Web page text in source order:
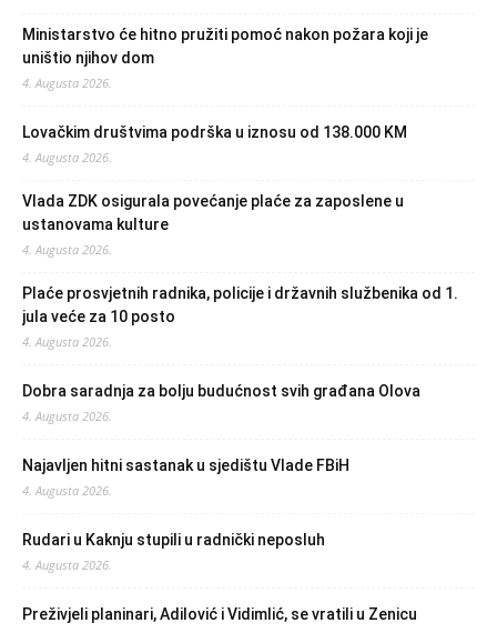
Ministarstvo će hitno pružiti pomoć nakon požara koji je
uništio njihov dom
4. Augusta 2026.
Lovačkim društvima podrška u iznosu od 138.000 KM
4. Augusta 2026.
Vlada ZDK osigurala povećanje plaće za zaposlene u
ustanovama kulture
4. Augusta 2026.
Plaće prosvjetnih radnika, policije i državnih službenika od 1.
jula veće za 10 posto
4. Augusta 2026.
Dobra saradnja za bolju budućnost svih građana Olova
4. Augusta 2026.
Najavljen hitni sastanak u sjedištu Vlade FBiH
4. Augusta 2026.
Rudari u Kaknju stupili u radnički neposluh
4. Augusta 2026.
Preživjeli planinari, Adilović i Vidimlić, se vratili u Zenicu